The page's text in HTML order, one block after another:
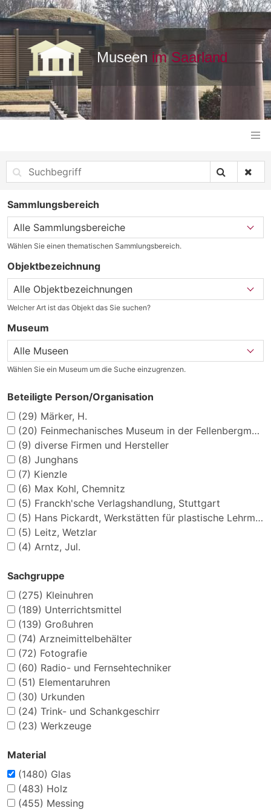
Sammlungsbereich
Wählen Sie einen thematischen Sammlungsbereich.
Objektbezeichnung
Welcher Art ist das Objekt das Sie suchen?
Museum
Wählen Sie ein Museum um die Suche einzugrenzen.
Beteiligte Person/Organisation
(29) Märker, H.
(20) Feinmechanisches Museum in der Fellenbergmühle
(9) diverse Firmen und Hersteller
(8) Junghans
(7) Kienzle
(6) Max Kohl, Chemnitz
(5) Franckh'sche Verlagshandlung, Stuttgart
(5) Hans Pickardt, Werkstätten für plastische Lehrmittel
(5) Leitz, Wetzlar
(4) Arntz, Jul.
Sachgruppe
(275) Kleinuhren
(189) Unterrichtsmittel
(139) Großuhren
(74) Arzneimittelbehälter
(72) Fotografie
(60) Radio- und Fernsehtechniker
(51) Elementaruhren
(30) Urkunden
(24) Trink- und Schankgeschirr
(23) Werkzeuge
Material
(1480) Glas
(483) Holz
(455) Messing